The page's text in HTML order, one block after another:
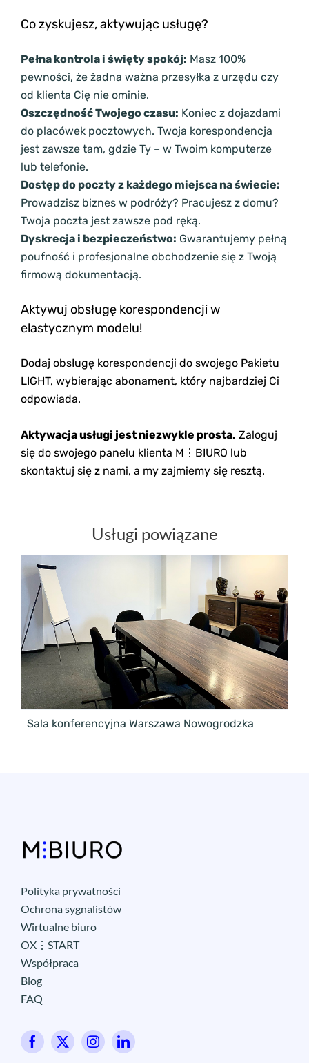
Co zyskujesz, aktywując usługę?
Pełna kontrola i święty spokój: Masz 100%
pewności, że żadna ważna przesyłka z urzędu czy
od klienta Cię nie ominie.
Oszczędność Twojego czasu: Koniec z dojazdami
do placówek pocztowych. Twoja korespondencja
jest zawsze tam, gdzie Ty – w Twoim komputerze
lub telefonie.
Dostęp do poczty z każdego miejsca na świecie:
Prowadzisz biznes w podróży? Pracujesz z domu?
Twoja poczta jest zawsze pod ręką.
Dyskrecja i bezpieczeństwo: Gwarantujemy pełną
poufność i profesjonalne obchodzenie się z Twoją
firmową dokumentacją.
Aktywuj obsługę korespondencji w
elastycznym modelu!
Dodaj obsługę korespondencji do swojego Pakietu
LIGHT, wybierając abonament, który najbardziej Ci
odpowiada.
Aktywacja usługi jest niezwykle prosta. Zaloguj
się do swojego panelu klienta M⋮BIURO lub
skontaktuj się z nami, a my zajmiemy się resztą.
Usługi powiązane
Sala konferencyjna Warszawa Nowogrodzka
Polityka prywatności
Ochrona sygnalistów
Wirtualne biuro
OX⋮START
Współpraca
Blog
FAQ